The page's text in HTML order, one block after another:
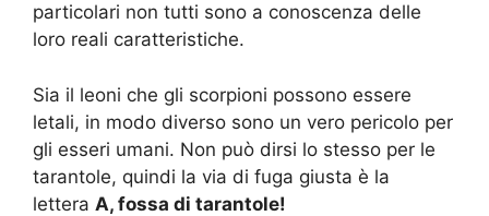
particolari non tutti sono a conoscenza delle
loro reali caratteristiche.
Sia il leoni che gli scorpioni possono essere
letali, in modo diverso sono un vero pericolo per
gli esseri umani. Non può dirsi lo stesso per le
tarantole, quindi la via di fuga giusta è la
lettera A, fossa di tarantole!